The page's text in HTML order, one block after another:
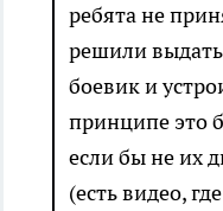
ребята не
решили
боевик и
принципе это
если бы не их
(есть видео,